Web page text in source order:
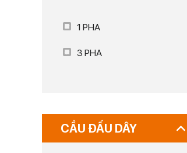
1 PHA
3 PHA
CẦU ĐẤU DÂY